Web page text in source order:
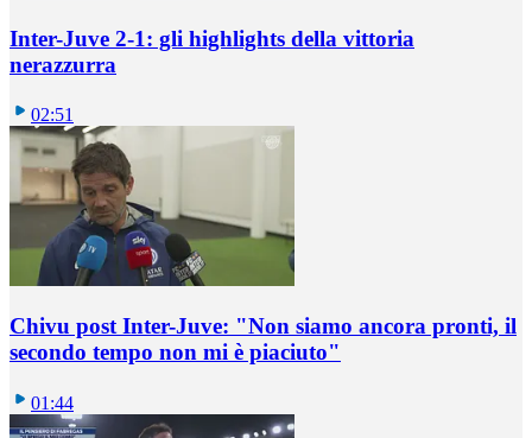
Inter-Juve 2-1: gli highlights della vittoria
nerazzurra
02:51
Chivu post Inter-Juve: "Non siamo ancora pronti, il
secondo tempo non mi è piaciuto"
01:44